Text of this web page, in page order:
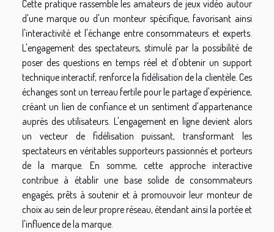
Cette pratique rassemble les amateurs de jeux vidéo autour
d'une marque ou d'un monteur spécifique, favorisant ainsi
l'interactivité et l'échange entre consommateurs et experts.
L'engagement des spectateurs, stimulé par la possibilité de
poser des questions en temps réel et d'obtenir un support
technique interactif, renforce la fidélisation de la clientèle. Ces
échanges sont un terreau fertile pour le partage d'expérience,
créant un lien de confiance et un sentiment d'appartenance
auprès des utilisateurs. L'engagement en ligne devient alors
un vecteur de fidélisation puissant, transformant les
spectateurs en véritables supporteurs passionnés et porteurs
de la marque. En somme, cette approche interactive
contribue à établir une base solide de consommateurs
engagés, prêts à soutenir et à promouvoir leur monteur de
choix au sein de leur propre réseau, étendant ainsi la portée et
l'influence de la marque.